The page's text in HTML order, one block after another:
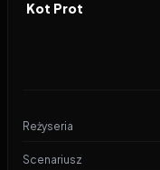
FILM
Kot Prot
Reżyseria
Scenariusz